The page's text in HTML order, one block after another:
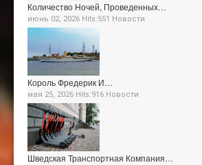
Количество Ночей, Проведенных…
июнь 02, 2026 Hits:551 Новости
Король Фредерик И…
мая 25, 2026 Hits:916 Новости
Шведская Транспортная Компания…